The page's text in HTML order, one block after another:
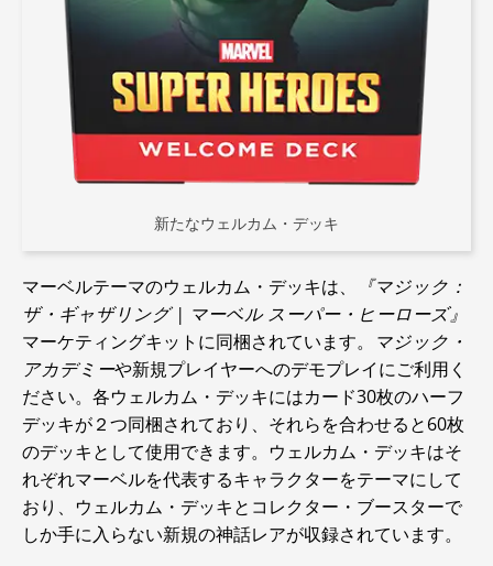
新たなウェルカム・デッキ
マーベルテーマのウェルカム・デッキは、
『マジック：
ザ・ギャザリング | マーベル スーパー・ヒーローズ』
マーケティングキットに同梱されています。
マジック・
アカデミーや新規プレイヤーへのデモプレイにご利用く
ださい。各ウェルカム・デッキにはカード30枚のハーフ
デッキが２つ同梱されており、それらを合わせると60枚
のデッキとして使用できます。ウェルカム・デッキはそ
れぞれマーベルを代表するキャラクターをテーマにして
おり、ウェルカム・デッキとコレクター・ブースターで
しか手に入らない新規の神話レアが収録されています。